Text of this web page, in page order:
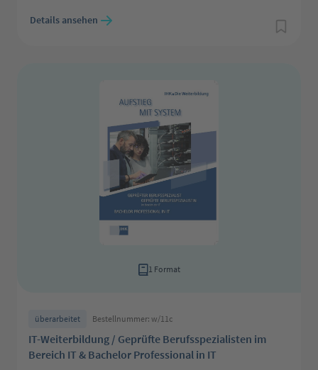
Details ansehen
1 Format
überarbeitet Bestellnummer: w/11c
IT-Weiterbildung / Geprüfte Berufsspezialisten im
Bereich IT & Bachelor Professional in IT